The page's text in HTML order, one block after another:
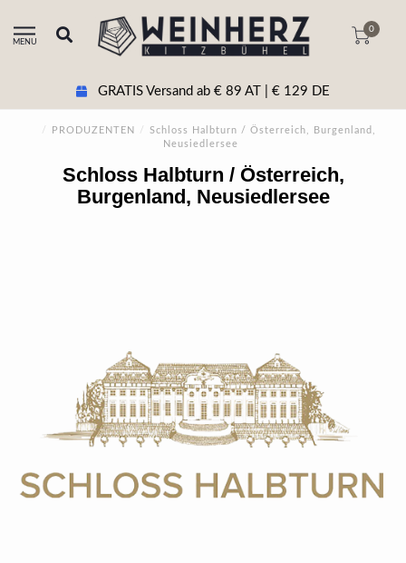
MENU
0
GRATIS Versand ab € 89 AT | € 129 DE
/ PRODUZENTEN /
Schloss Halbturn / Österreich, Burgenland,
Neusiedlersee
Schloss Halbturn / Österreich,
Burgenland, Neusiedlersee